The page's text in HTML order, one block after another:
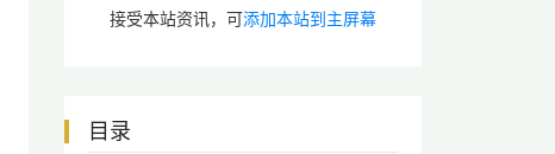
接受本站资讯，可添加本站到主屏幕
目录